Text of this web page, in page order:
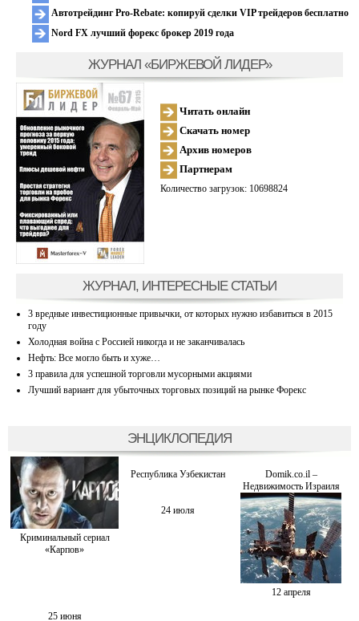
Автотрейдинг Pro-Rebate: копируй сделки VIP трейдеров бесплатно
Nord FX лучший форекс брокер 2019 года
ЖУРНАЛ «БИРЖЕВОЙ ЛИДЕР»
Читать онлайн
Скачать номер
Архив номеров
Партнерам
Количество загрузок: 10698824
ЖУРНАЛ, ИНТЕРЕСНЫЕ СТАТЬИ
3 вредные инвестиционные привычки, от которых нужно избавиться в 2015
году
Холодная война с Россией никогда и не заканчивалась
Нефть: Все могло быть и хуже…
3 правила для успешной торговли мусорными акциями
Лучший вариант для убыточных торговых позиций на рынке Форекс
ЭНЦИКЛОПЕДИЯ
Криминальный сериал
«Карпов»
Республика Узбекистан
Domik.co.il –
Недвижимость Израиля
24 июля
12 апреля
25 июня